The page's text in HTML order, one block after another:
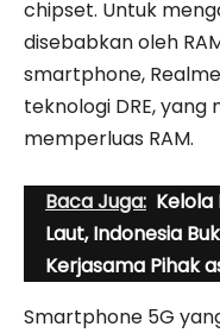
chipset. Untuk
disebabkan oleh
smartphone,
teknologi DRE, yang
memperluas RAM.
Baca Juga: Kelola
Laut, Indonesia
Kerjasama Pihak
Smartphone 5G